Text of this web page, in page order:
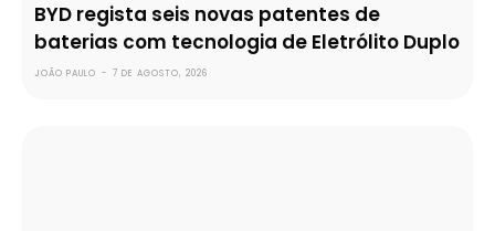
BYD regista seis novas patentes de
baterias com tecnologia de Eletrólito Duplo
JOÃO PAULO - 7 DE AGOSTO, 2026